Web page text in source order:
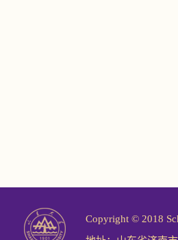
Copyright © 2018